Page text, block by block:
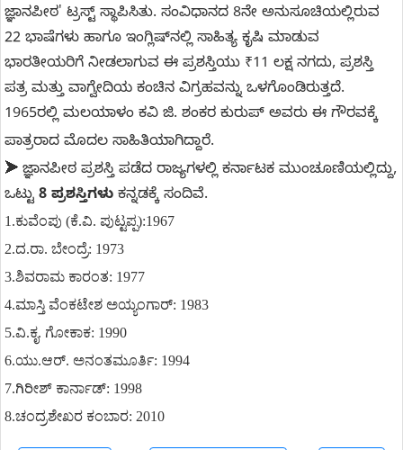
ಜ್ಞಾನಪೀಠ' ಟ್ರಸ್ಟ್ ಸ್ಥಾಪಿಸಿತು. ಸಂವಿಧಾನದ 8ನೇ ಅನುಸೂಚಿಯಲ್ಲಿರುವ
22 ಭಾಷೆಗಳು ಹಾಗೂ ಇಂಗ್ಲಿಷ್‌ನಲ್ಲಿ ಸಾಹಿತ್ಯ ಕೃಷಿ ಮಾಡುವ
ಭಾರತೀಯರಿಗೆ ನೀಡಲಾಗುವ ಈ ಪ್ರಶಸ್ತಿಯು ₹11 ಲಕ್ಷ ನಗದು, ಪ್ರಶಸ್ತಿ
ಪತ್ರ ಮತ್ತು ವಾಗ್ವೇದಿಯ ಕಂಚಿನ ವಿಗ್ರಹವನ್ನು ಒಳಗೊಂಡಿರುತ್ತದೆ.
1965ರಲ್ಲಿ ಮಲಯಾಳಂ ಕವಿ ಜಿ. ಶಂಕರ ಕುರುಪ್ ಅವರು ಈ ಗೌರವಕ್ಕೆ
ಪಾತ್ರರಾದ ಮೊದಲ ಸಾಹಿತಿಯಾಗಿದ್ದಾರೆ.
➤ ಜ್ಞಾನಪೀಠ ಪ್ರಶಸ್ತಿ ಪಡೆದ ರಾಜ್ಯಗಳಲ್ಲಿ ಕರ್ನಾಟಕ ಮುಂಚೂಣಿಯಲ್ಲಿದ್ದು,
ಒಟ್ಟು 8 ಪ್ರಶಸ್ತಿಗಳು ಕನ್ನಡಕ್ಕೆ ಸಂದಿವೆ.
1.ಕುವೆಂಪು (ಕೆ.ವಿ. ಪುಟ್ಟಪ್ಪ):1967
2.ದ.ರಾ. ಬೇಂದ್ರೆ: 1973
3.ಶಿವರಾಮ ಕಾರಂತ: 1977
4.ಮಾಸ್ತಿ ವೆಂಕಟೇಶ ಅಯ್ಯಂಗಾರ್: 1983
5.ವಿ.ಕೃ. ಗೋಕಾಕ: 1990
6.ಯು.ಆರ್. ಅನಂತಮೂರ್ತಿ: 1994
7.ಗಿರೀಶ್ ಕಾರ್ನಾಡ್: 1998
8.ಚಂದ್ರಶೇಖರ ಕಂಬಾರ: 2010